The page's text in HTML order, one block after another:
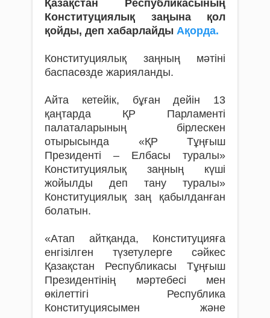
Қазақстан Республикасының
Конституциялық заңына қол
қойды, деп хабарлайды Ақорда.
Конституциялық заңның мәтіні
баспасөзде жарияланды.
Айта кетейік, бұған дейін 13
қаңтарда ҚР Парламенті
палаталарының бірлескен
отырысында «ҚР Тұңғыш
Президенті – Елбасы туралы»
Конституциялық заңның күшi
жойылды деп тану туралы»
Конституциялық заң қабылданған
болатын.
«Атап айтқанда, Конституцияға
енгізілген түзетулерге сәйкес
Қазақстан Республикасы Тұңғыш
Президентінің мәртебесі мен
өкілеттігі Республика
Конституциясымен және